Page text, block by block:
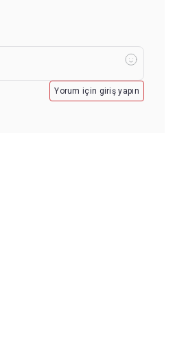
Yorum için giriş yapın